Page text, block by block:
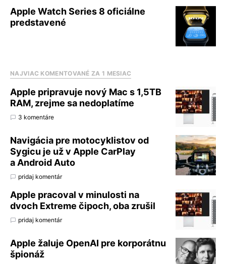
Apple Watch Series 8 oficiálne
predstavené
NAJVIAC KOMENTOVANÉ ZA 1 MESIAC
Apple pripravuje nový Mac s 1,5TB
RAM, zrejme sa nedoplatíme
3 komentáre
Navigácia pre motocyklistov od
Sygicu je už v Apple CarPlay
a Android Auto
pridaj komentár
Apple pracoval v minulosti na
dvoch Extreme čipoch, oba zrušil
pridaj komentár
Apple žaluje OpenAI pre korporátnu
špionáž